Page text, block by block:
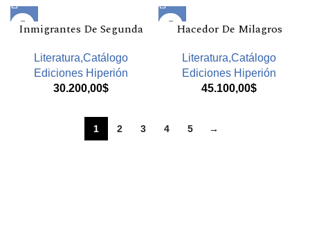
Inmigrantes De Segunda
Literatura,Catálogo
Ediciones Hiperión
30.200,00$
Hacedor De Milagros
Literatura,Catálogo
Ediciones Hiperión
45.100,00$
1 2 3 4 5 →